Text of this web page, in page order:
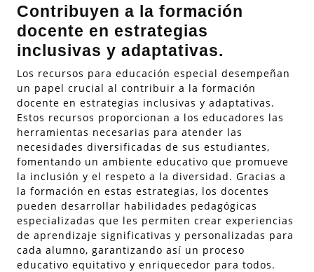
Contribuyen a la formación
docente en estrategias
inclusivas y adaptativas.
Los recursos para educación especial desempeñan
un papel crucial al contribuir a la formación
docente en estrategias inclusivas y adaptativas.
Estos recursos proporcionan a los educadores las
herramientas necesarias para atender las
necesidades diversificadas de sus estudiantes,
fomentando un ambiente educativo que promueve
la inclusión y el respeto a la diversidad. Gracias a
la formación en estas estrategias, los docentes
pueden desarrollar habilidades pedagógicas
especializadas que les permiten crear experiencias
de aprendizaje significativas y personalizadas para
cada alumno, garantizando así un proceso
educativo equitativo y enriquecedor para todos.